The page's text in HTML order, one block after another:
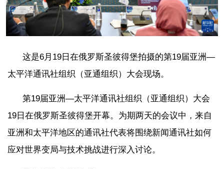
这是6月19日在俄罗斯圣彼得堡拍摄的第19届亚洲—
太平洋通讯社组织（亚通组织）大会现场。
第19届亚洲—太平洋通讯社组织（亚通组织）大会
19日在俄罗斯圣彼得堡开幕。为期两天的会议中，来自
亚洲和太平洋地区的通讯社代表将围绕新闻通讯社如何
应对世界变局与技术挑战进行深入讨论。